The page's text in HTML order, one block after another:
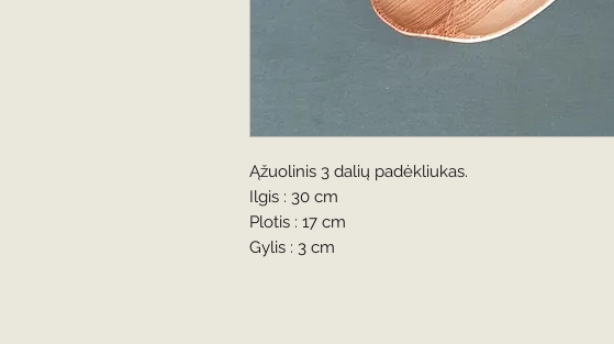
Ąžuolinis 3 dalių padėkliukas.
Ilgis : 30 cm
Plotis : 17 cm
Gylis : 3 cm